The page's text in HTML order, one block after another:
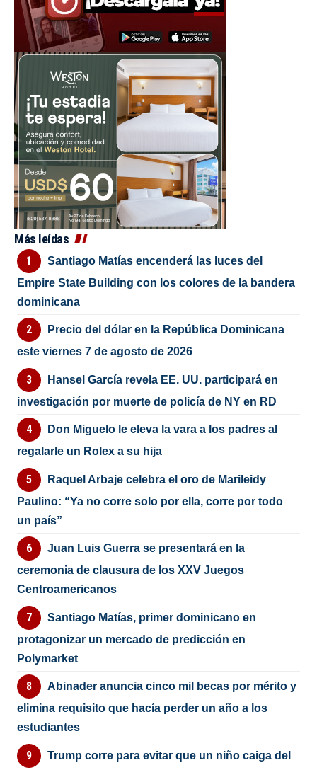
Más leídas
Santiago Matías encenderá las luces del
Empire State Building con los colores de la bandera
dominicana
Precio del dólar en la República Dominicana
este viernes 7 de agosto de 2026
Hansel García revela EE. UU. participará en
investigación por muerte de policía de NY en RD
Don Miguelo le eleva la vara a los padres al
regalarle un Rolex a su hija
Raquel Arbaje celebra el oro de Marileidy
Paulino: “Ya no corre solo por ella, corre por todo
un país”
Juan Luis Guerra se presentará en la
ceremonia de clausura de los XXV Juegos
Centroamericanos
Santiago Matías, primer dominicano en
protagonizar un mercado de predicción en
Polymarket
Abinader anuncia cinco mil becas por mérito y
elimina requisito que hacía perder un año a los
estudiantes
Trump corre para evitar que un niño caiga del